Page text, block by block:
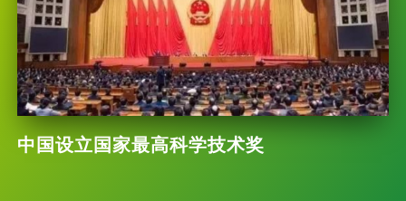
中国设立国家最高科学技术奖